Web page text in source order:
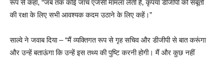
रूप से कहा, “जब तक कोई जांच एजेंसी मामला लेती है, कृपया डीजीपी को सबूतों
की रक्षा के लिए सभी आवश्यक कदम उठाने के लिए कहें।”
साल्वे ने जवाब दिया – “मैं व्यक्तिगत रूप से गृह सचिव और डीजीपी से बात करूंगा
और उन्हें बताऊंगा कि उन्हें इस तथ्य की पुष्टि करनी होगी। मैं और कुछ नहीं